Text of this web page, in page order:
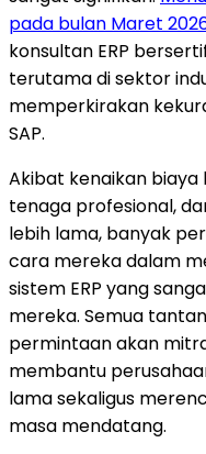
pada bulan Maret
konsultan ERP
terutama di sektor
memperkirakan
SAP.
Akibat kenaikan
tenaga profesional,
lebih lama, banyak
cara mereka dalam
sistem ERP yang
mereka. Semua
permintaan akan
membantu
lama sekaligus
masa mendatang.